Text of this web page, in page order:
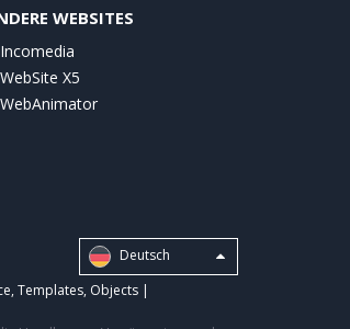
WEBSITES
Incomedia
WebSite X5
WebAnimator
Deutsch
, Templates, Objects |